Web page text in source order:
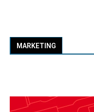
MARKETING